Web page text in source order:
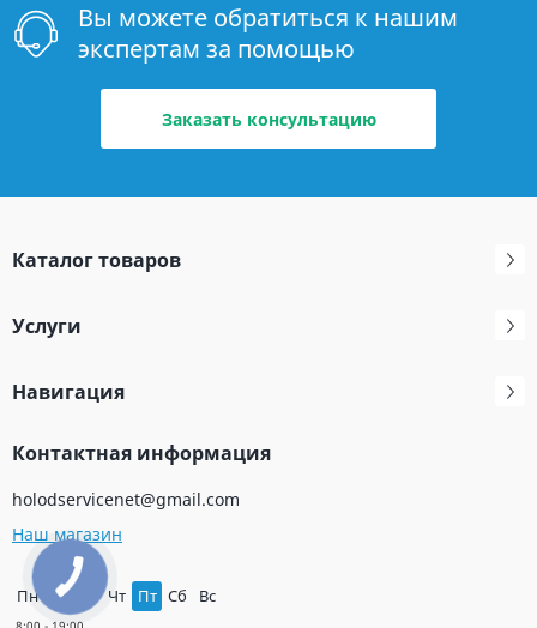
Вы можете обратиться к нашим
экспертам за помощью
Заказать консультацию
Каталог товаров
Услуги
Навигация
Контактная информация
holodservicenet@gmail.com
Наш магазин
Пн Вт Чт Пт Сб Вс